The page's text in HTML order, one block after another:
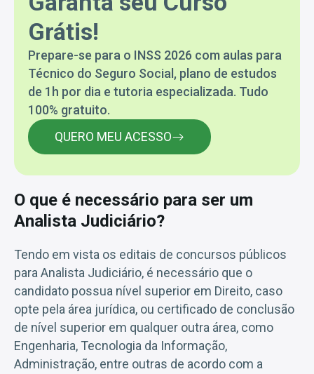
Grátis!
Prepare-se para o INSS 2026 com aulas para
Técnico do Seguro Social, plano de estudos
de 1h por dia e tutoria especializada. Tudo
100% gratuito.
QUERO MEU ACESSO
O que é necessário para ser um
Analista Judiciário?
Tendo em vista os editais de concursos públicos
para Analista Judiciário, é necessário que o
candidato possua nível superior em Direito, caso
opte pela área jurídica, ou certificado de conclusão
de nível superior em qualquer outra área, como
Engenharia, Tecnologia da Informação,
Administração, entre outras de acordo com a